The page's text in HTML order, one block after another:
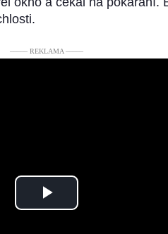
––––– REKLAMA –––––
Play